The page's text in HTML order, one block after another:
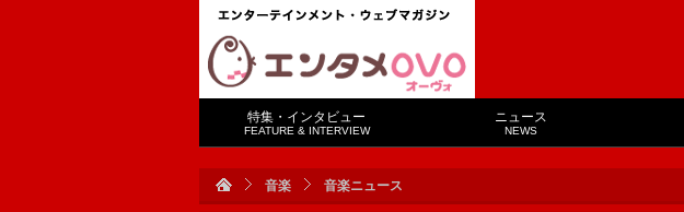
特集・インタビュー
FEATURE & INTERVIEW
ニュース
NEWS
音楽 音楽ニュース